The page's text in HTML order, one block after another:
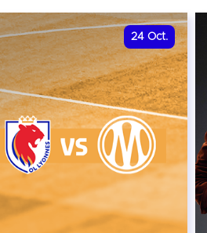
et heure à confirmer
24 Oct.